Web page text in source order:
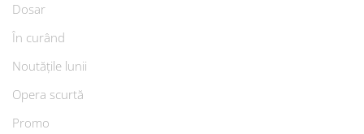
Dosar
În curând
Noutățile lunii
Opera scurtă
Promo